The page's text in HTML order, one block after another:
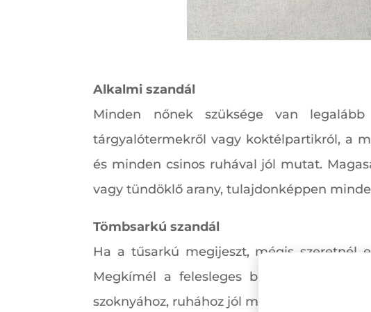
Alkalmi szandál
Minden nőnek szüksége van
tárgyalótermekről vagy koktélpartikról, a
és minden csinos ruhával jól mutat.
vagy tündöklő arany, tulajdonképpen
Tömbsarkú szandál
Ha a tűsarkú megijeszt, mégis szeretnél
Megkímél a felesleges
szoknyához, ruhához jól mutat.